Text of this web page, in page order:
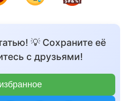
💡 Сохраните её
с друзьями!